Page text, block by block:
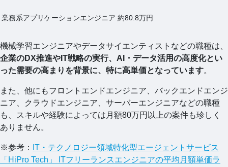
業務系アプリケーションエンジニア 約80.8万円
機械学習エンジニアやデータサイエンティストなどの職種は、
企業のDX推進やIT戦略の実行、AI・データ活用の高度化とい
った需要の高まりを背景に、特に高単価となっています。
また、他にもフロントエンドエンジニア、バックエンドエンジ
ニア、クラウドエンジニア、サーバーエンジニアなどの職種
も、スキルや経験によっては月額80万円以上の案件も珍しく
ありません。
※参考：
IT・テクノロジー領域特化型エージェントサービス
「HiPro Tech」 ITフリーランスエンジニアの平均月額単価ラ